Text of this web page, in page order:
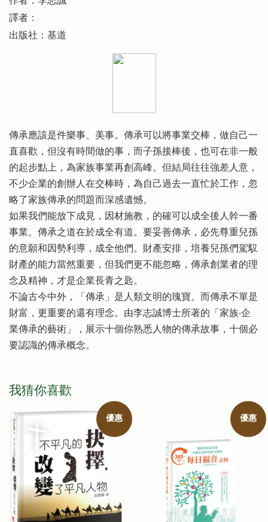
譯者：
出版社：基道
傳承應該是件樂事、美事。傳承可以將事業交棒，做自己一
直喜歡，但沒有時間做的事，而子孫接棒後，也可在非一般
的起步點上，為家族事業再創高峰。但結局往往強差人意，
不少企業的創辦人在交棒時，為自己過去一直忙於工作，忽
略了家族傳承的問題而深感遺憾。
如果我們能放下成見，因材施教，的確可以成全後人幹一番
事業。傳承之道在於成全有道。要妥善傳承，必先尊重兒孫
的意願和因勢利導，成全他們。財產安排，培養兒孫們駕馭
財產的能力當然重要，但我們更不能忽略，傳承創業者的理
念及精神，才是企業長青之匙。
不論古今中外，「傳承」是人類文明的瑰寶。而傳承不單是
財富，更重要的還有理念。由李志誠博士所著的「家族‧企
業傳承的藝術」，展示十個你熟悉人物的傳承故事，十個必
要認識的傳承概念。
我猜你喜歡
優惠 優惠